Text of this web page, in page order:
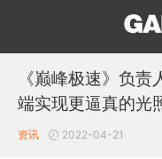
《巅峰极速》负
端实现更逼真的光
资讯 2022-04-21